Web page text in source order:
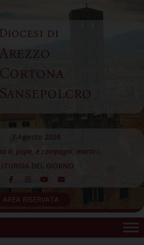
Diocesi di
Cortona
Sansepolcro
7 Agosto 2026
II, papa, e compagni, martiri
DEL GIORNO
AREA RISERVATA